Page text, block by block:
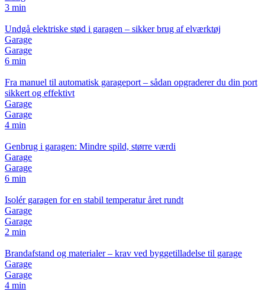
3 min
Undgå elektriske stød i garagen – sikker brug af elværktøj
Garage
Garage
6 min
Fra manuel til automatisk garageport – sådan opgraderer du din port
sikkert og effektivt
Garage
Garage
4 min
Genbrug i garagen: Mindre spild, større værdi
Garage
Garage
6 min
Isolér garagen for en stabil temperatur året rundt
Garage
Garage
2 min
Brandafstand og materialer – krav ved byggetilladelse til garage
Garage
Garage
4 min